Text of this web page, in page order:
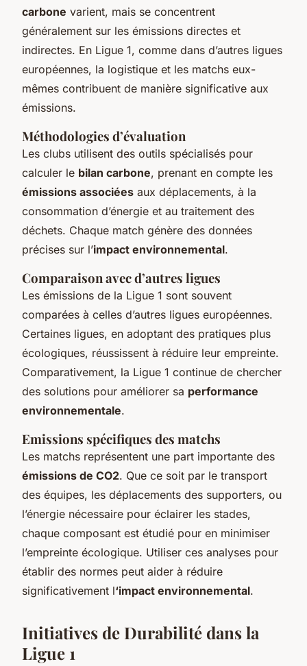
carbone varient, mais se concentrent
généralement sur les émissions directes et
indirectes. En Ligue 1, comme dans d’autres ligues
européennes, la logistique et les matchs eux-
mêmes contribuent de manière significative aux
émissions.
Méthodologies d’évaluation
Les clubs utilisent des outils spécialisés pour
calculer le bilan carbone, prenant en compte les
émissions associées aux déplacements, à la
consommation d’énergie et au traitement des
déchets. Chaque match génère des données
précises sur l’impact environnemental.
Comparaison avec d’autres ligues
Les émissions de la Ligue 1 sont souvent
comparées à celles d’autres ligues européennes.
Certaines ligues, en adoptant des pratiques plus
écologiques, réussissent à réduire leur empreinte.
Comparativement, la Ligue 1 continue de chercher
des solutions pour améliorer sa performance
environnementale.
Emissions spécifiques des matchs
Les matchs représentent une part importante des
émissions de CO2. Que ce soit par le transport
des équipes, les déplacements des supporters, ou
l’énergie nécessaire pour éclairer les stades,
chaque composant est étudié pour en minimiser
l’empreinte écologique. Utiliser ces analyses pour
établir des normes peut aider à réduire
significativement l‘impact environnemental.
Initiatives de Durabilité dans la
Ligue 1